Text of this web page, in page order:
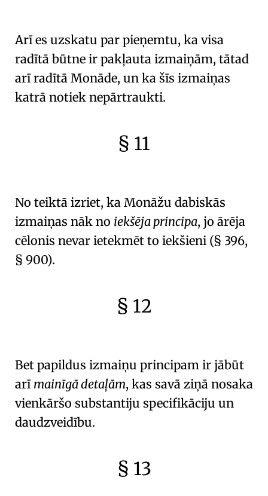
Arī es uzskatu par pieņemtu, ka visa
radītā būtne ir pakļauta izmaiņām, tātad
arīradītā Monāde, un ka šīs izmaiņas
katrā notiek nepārtraukti.
§ 11
No teiktā izriet, ka Monāžu dabiskās
izmaiņas nāk no iekšēja principa, jo ārēja
cēlonis nevar ietekmēt to iekšieni (§ 396,
§ 900).
§ 12
Bet papildus izmaiņu principam ir jābūt
arī mainīgā detaļām, kas savā ziņā nosaka
vienkāršo substantiju specifikāciju un
daudzveidību.
§ 13